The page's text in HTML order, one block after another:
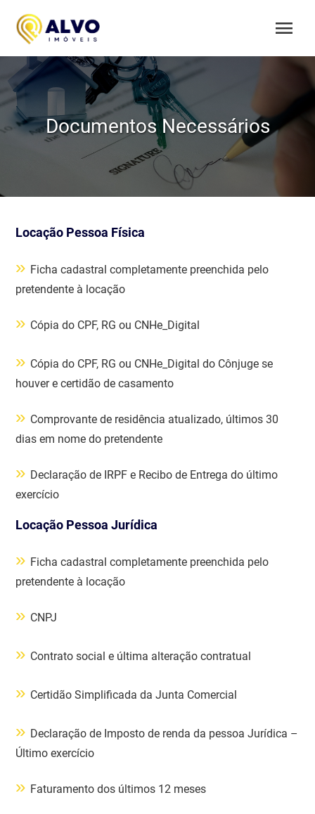
menu
Documentos Necessários
Locação Pessoa Física
» Ficha cadastral completamente preenchida pelo
pretendente à locação
» Cópia do CPF, RG ou CNHe_Digital
» Cópia do CPF, RG ou CNHe_Digital do Cônjuge se
houver e certidão de casamento
» Comprovante de residência atualizado, últimos 30
dias em nome do pretendente
» Declaração de IRPF e Recibo de Entrega do último
exercício
Locação Pessoa Jurídica
» Ficha cadastral completamente preenchida pelo
pretendente à locação
» CNPJ
» Contrato social e última alteração contratual
» Certidão Simplificada da Junta Comercial
» Declaração de Imposto de renda da pessoa Jurídica –
Último exercício
» Faturamento dos últimos 12 meses